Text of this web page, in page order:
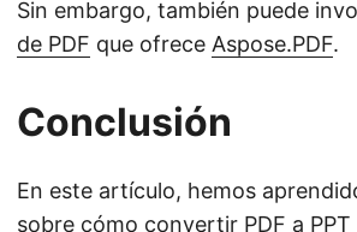
Sin embargo, también puede
de PDF que ofrece Aspose.PDF.
Conclusión
En este artículo, hemos
sobre cómo convertir PDF a PPT